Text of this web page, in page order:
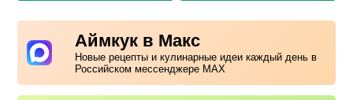
Аймкук в Макс
Новые рецепты и кулинарные идеи каждый день в
Российском мессенджере MAX